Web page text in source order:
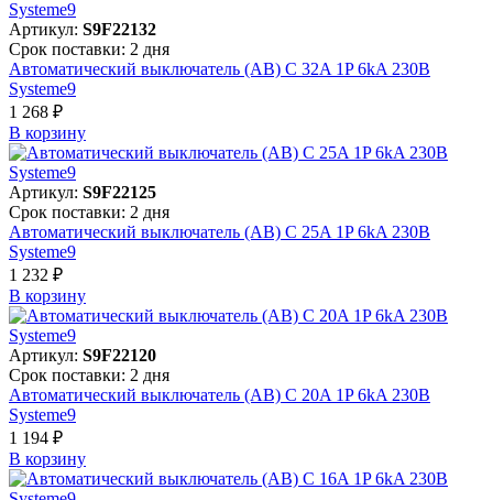
Артикул: S9F22132
Срок поставки: 2 дня
Автоматический выключатель (АВ) C 32A 1P 6kA 230В
Systeme9
1 268 ₽
В корзинy
Артикул: S9F22125
Срок поставки: 2 дня
Автоматический выключатель (АВ) C 25A 1P 6kA 230В
Systeme9
1 232 ₽
В корзинy
Артикул: S9F22120
Срок поставки: 2 дня
Автоматический выключатель (АВ) C 20A 1P 6kA 230В
Systeme9
1 194 ₽
В корзинy